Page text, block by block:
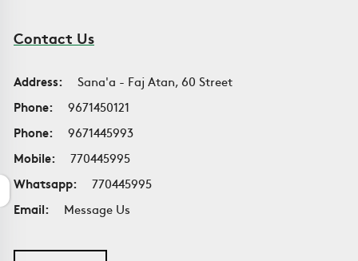
Contact Us
Address:
Sana'a - Faj Atan, 60 Street
Phone:
9671450121
Phone:
9671445993
Mobile:
770445995
Whatsapp:
770445995
Email:
Message Us